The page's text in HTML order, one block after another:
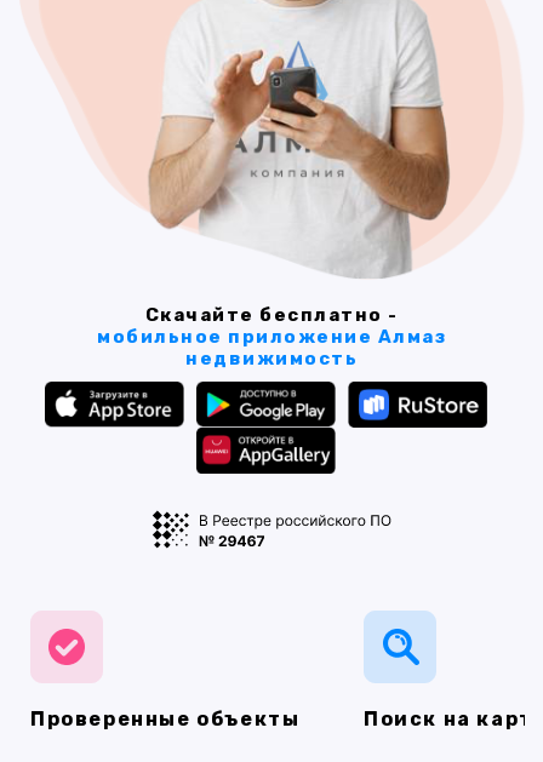
Скачайте бесплатно -
мобильное приложение Алмаз
недвижимость
Проверенные объекты Поиск на